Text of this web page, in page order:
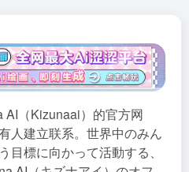
AI（Kizunaai）的官方网
人建立联系。世界中のみん
目標に向かって活動する、